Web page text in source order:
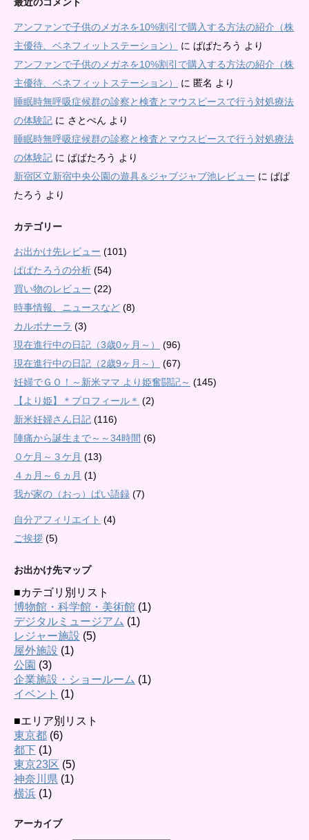
アンファンで子供のメガネを10%割引で購入する方法の紹介（株
主優待、ベネフィットステーション）
に ぱぱたろう より
アンファンで子供のメガネを10%割引で購入する方法の紹介（株
主優待、ベネフィットステーション）
に 匿名 より
睡眠時無呼吸症候群の診察と検査とマウスピースで行う対処療法
の体験記 に さとぺん より
睡眠時無呼吸症候群の診察と検査とマウスピースで行う対処療法
の体験記 に ぱぱたろう より
新宿区立新宿中央公園の遊具＆ジャブジャブ池レビュー に ぱぱ
たろう より
カテゴリー
お出かけ先レビュー (101)
ぱぱたろうの分析 (54)
買い物のレビュー (22)
時事情報、ニュースなど (8)
カルボナーラ (3)
現在進行中の日記（3歳0ヶ月～）
(96)
現在進行中の日記（2歳9ヶ月～）
(67)
妊婦でＧＯ！～新米ママ より姫奮闘記～ (145)
【より姫】＊プロフィール＊ (2)
新米妊婦さん日記 (116)
陣痛から誕生まで～～34時間 (6)
０ケ月～３ケ月 (13)
４ヵ月～６ヵ月 (1)
我が家の（おっ）ぱい語録 (7)
自分アフィリエイト (4)
ご挨拶 (5)
お出かけ先マップ
■カテゴリ別リスト
博物館・科学館・美術館 (1)
デジタルミュージアム (1)
レジャー施設 (5)
屋外施設 (1)
公園 (3)
企業施設・ショールーム (1)
イベント (1)
■エリア別リスト
東京都 (6)
都下 (1)
東京23区 (5)
神奈川県 (1)
横浜 (1)
アーカイブ